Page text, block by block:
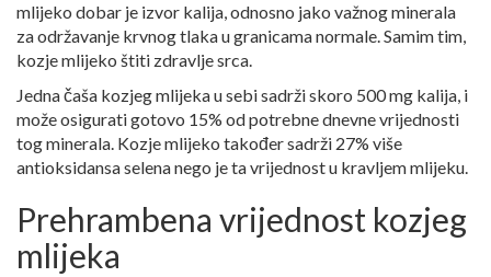
mlijeko dobar je izvor kalija, odnosno jako važnog minerala
za održavanje krvnog tlaka u granicama normale. Samim tim,
kozje mlijeko štiti zdravlje srca.
Jedna čaša kozjeg mlijeka u sebi sadrži skoro 500 mg kalija, i
može osigurati gotovo 15% od potrebne dnevne vrijednosti
tog minerala. Kozje mlijeko također sadrži 27% više
antioksidansa selena nego je ta vrijednost u kravljem mlijeku.
Prehrambena vrijednost kozjeg
mlijeka